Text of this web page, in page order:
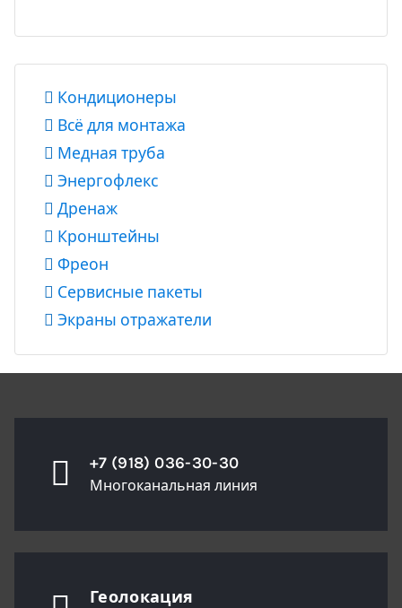
Кондиционеры
Всё для монтажа
Медная труба
Энергофлекс
Дренаж
Кронштейны
Фреон
Сервисные пакеты
Экраны отражатели
+7 (918) 036-30-30
Многоканальная линия
Геолокация